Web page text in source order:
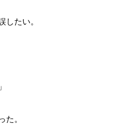
したい。
た。
「やりたい」で動けている
の資産」の間で揺れる